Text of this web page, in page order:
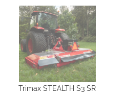
Trimax STEALTH S3 SR